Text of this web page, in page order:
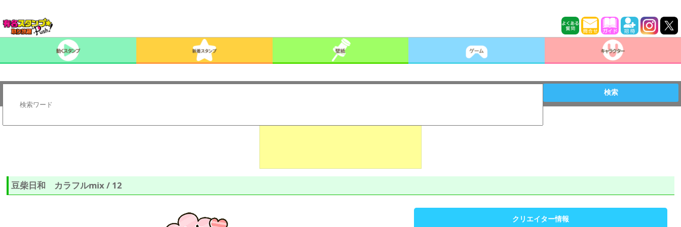
検索
豆柴日和 カラフルmix / 12
クリエイター情報